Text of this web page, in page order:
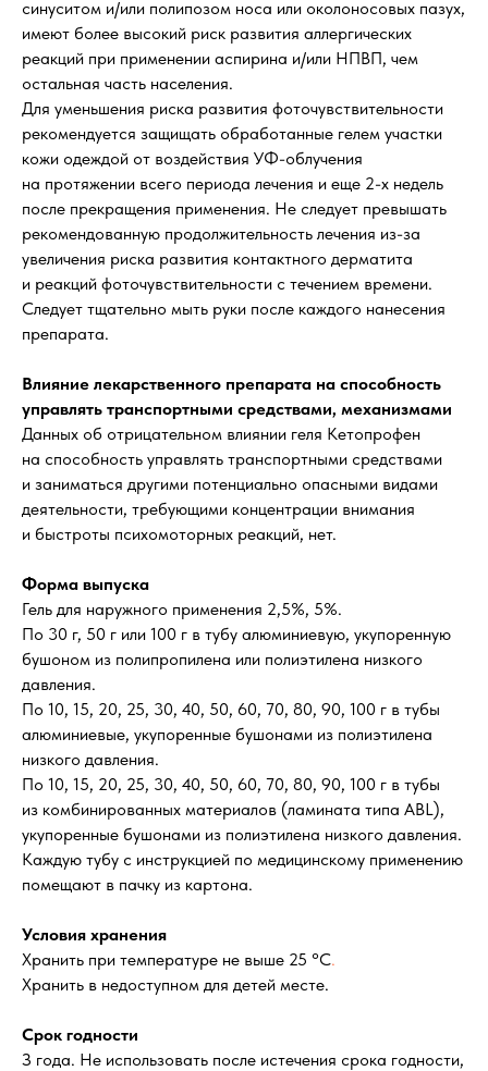
синуситом и/или полипозом носа или околоносовых пазух,
имеют более высокий риск развития аллергических
реакций при применении аспирина и/или НПВП, чем
остальная часть населения.
Для уменьшения риска развития фоточувствительности
рекомендуется защищать обработанные гелем участки
кожи одеждой от воздействия УФ-облучения
на протяжении всего периода лечения и еще 2-х недель
после прекращения применения. Не следует превышать
рекомендованную продолжительность лечения из-за
увеличения риска развития контактного дерматита
и реакций фоточувствительности с течением времени.
Следует тщательно мыть руки после каждого нанесения
препарата.
Влияние лекарственного препарата на способность
управлять транспортными средствами, механизмами
Данных об отрицательном влиянии геля Кетопрофен
на способность управлять транспортными средствами
и заниматься другими потенциально опасными видами
деятельности, требующими концентрации внимания
и быстроты психомоторных реакций, нет.
Форма выпуска
Гель для наружного применения 2,5%, 5%.
По 30 г, 50 г или 100 г в тубу алюминиевую, укупоренную
бушоном из полипропилена или полиэтилена низкого
давления.
По 10, 15, 20, 25, 30, 40, 50, 60, 70, 80, 90, 100 г в тубы
алюминиевые, укупоренные бушонами из полиэтилена
низкого давления.
По 10, 15, 20, 25, 30, 40, 50, 60, 70, 80, 90, 100 г в тубы
из комбинированных материалов (ламината типа ABL),
укупоренные бушонами из полиэтилена низкого давления.
Каждую тубу с инструкцией по медицинскому применению
помещают в пачку из картона.
Условия хранения
Хранить при температуре не выше 25 °С.
Хранить в недоступном для детей месте.
Срок годности
З года. Не использовать после истечения срока годности,